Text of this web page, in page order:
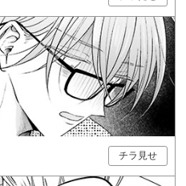
チラ見せ